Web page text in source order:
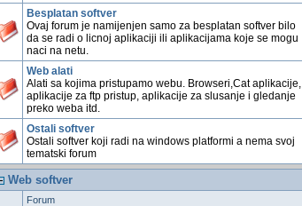
Besplatan softver
Ovaj forum je namijenjen samo za besplatan softver bilo
da se radi o licnoj aplikaciji ili aplikacijama koje se mogu
naci na netu.
Web alati
Alati sa kojima pristupamo webu. Browseri,Cat aplikacije,
aplikacije za ftp pristup, aplikacije za slusanje i gledanje
preko weba itd.
Ostali softver
Ostali softver koji radi na windows platformi a nema svoj
tematski forum
Web softver
Forum